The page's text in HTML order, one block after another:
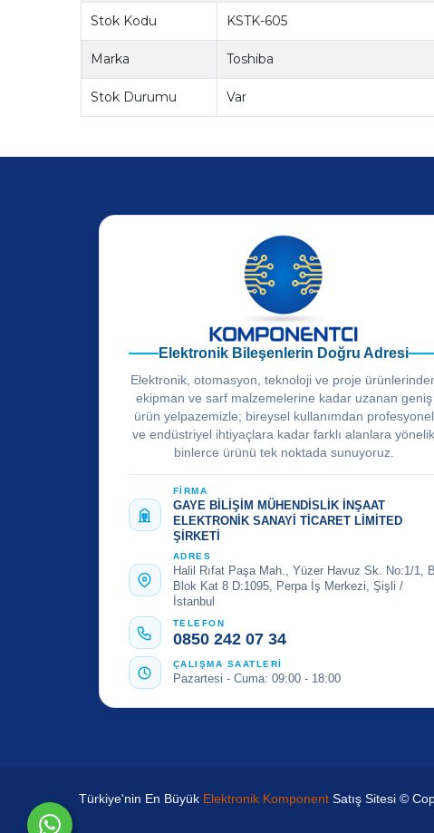
Stok Kodu KSTK-605
Marka Toshiba
Stok Durumu Var
Elektronik Bileşenlerin Doğru Adresi
Elektronik, otomasyon, teknoloji ve proje
ekipman ve sarf malzemelerine kadar uzanan geniş
ürün yelpazemizle; bireysel kullanımdan profesyonel
ve endüstriyel ihtiyaçlara kadar farklı alanlara yönelik
binlerce ürünü tek noktada sunuyoruz.
FİRMA
GAYE BİLİŞİM MÜHENDİSLİK İNŞAAT
ELEKTRONİK SANAYİ TİCARET LİMİTED
ŞİRKETİ
ADRES
Halil Rıfat Paşa Mah., Yüzer Havuz Sk. No:1/1, B
Blok Kat 8 D:1095, Perpa İş Merkezi, Şişli /
İstanbul
TELEFON
0850 242 07 34
ÇALIŞMA SAATLERİ
Pazartesi - Cuma: 09:00 - 18:00
Türkiye'nin En Büyük Elektronik Komponent Satış Sitesi ©